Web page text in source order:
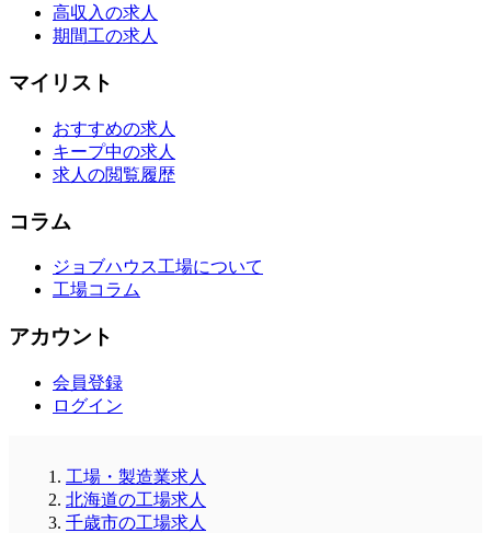
高収入の求人
期間工の求人
マイリスト
おすすめの求人
キープ中の求人
求人の閲覧履歴
コラム
ジョブハウス工場について
工場コラム
アカウント
会員登録
ログイン
工場・製造業求人
北海道の工場求人
千歳市の工場求人